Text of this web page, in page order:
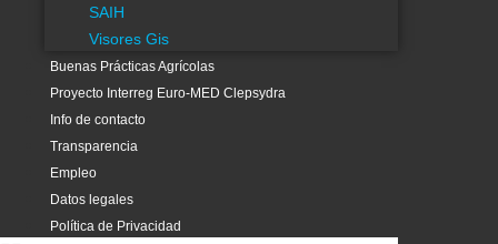
SAIH
Visores Gis
Buenas Prácticas Agrícolas
Proyecto Interreg Euro-MED Clepsydra
Info de contacto
Transparencia
Empleo
Datos legales
Política de Privacidad
Acceso a la Gestión de Riegos Online
Impresos y Solicitudes
Requisitos para solicitud de Informes o Autorización de
Obras
Cartografía
Estudios y Proyectos
Multimedia
Asesoramiento
Divulgación Científica